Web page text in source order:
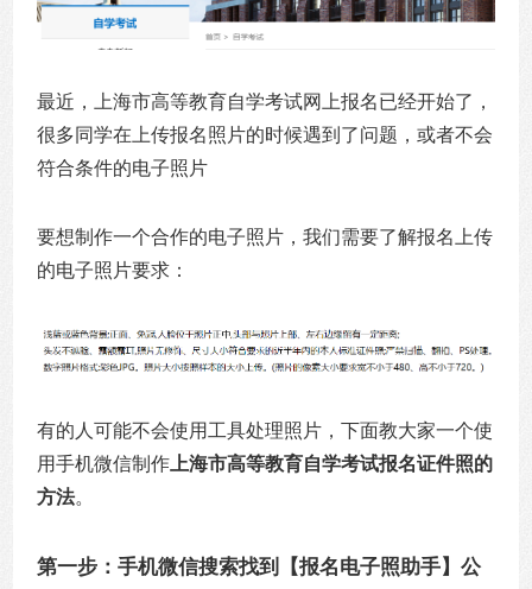
最近，上海市高等教育自学考试网上报名已经开始了，
很多同学在上传报名照片的时候遇到了问题，或者不会
符合条件的电子照片
要想制作一个合作的电子照片，我们需要了解报名上传
的电子照片要求：
有的人可能不会使用工具处理照片，下面教大家一个使
用手机微信制作 上海市高等教育自学考试报名证件照的
方法。
第一步：手机微信搜索找到【报名电子照助手】公